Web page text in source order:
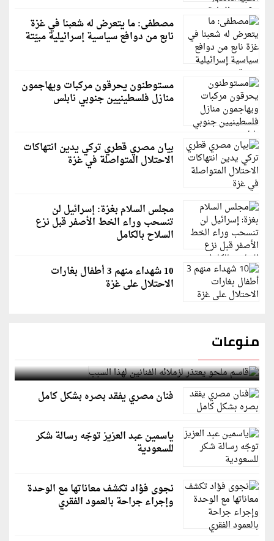
مصطفى: ما يتعرض له شعبنا في غزة
نابع من دوافع سياسية إسرائيلية مبيّتة
مستوطنون يحرقون مركبات ويهاجمون
منازل فلسطينيين جنوبي نابلس
بيان مصري قطري تركي يدين انتهاكات
الاحتلال المتواصلة في غزة
مجلس السلام بغزة: إسرائيل لن
تنسحب وراء الخط الأصفر قبل نزع
السلاح بالكامل
10 شهداء منهم 3 أطفال بغارات
الاحتلال على غزة
منوعات
قاسم ملحو يعتذر لزملائه الفنانين لهذا السبب
فنان مصري يفقد بصره بشكل كامل
ياسمين عبد العزيز توجّه رسالة شكر
للسعودية
نجوى فؤاد تكشف معاناتها مع الوحدة
وإجراء جراحة بالعمود الفقري